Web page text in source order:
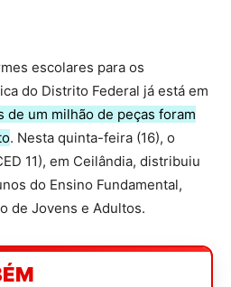
escolares para os
do Distrito Federal já está em
de um milhão de peças foram
. Nesta quinta-feira (16), o
11), em Ceilândia, distribuiu
do Ensino Fundamental,
de Jovens e Adultos.